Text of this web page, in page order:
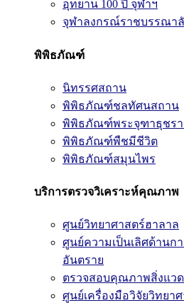
อุทยาน 100 ปี จุฬาฯ
จุฬาลงกรณ์ราชบรรณา
พิพิธภัณฑ์
นิทรรศสถาน
พิพิธภัณฑ์ชลทัศนสถาน
พิพิธภัณฑ์พระจุฑาธุชร
พิพิธภัณฑ์พืชมีชีวิต
พิพิธภัณฑ์สมุนไพร
บริการตรวจวิเคราะห์คุณภาพ
ศูนย์วิทยาศาสตร์ฮาลาล
ศูนย์ความเป็นเลิศด้านก
อันตราย
ตรวจสอบคุณภาพสิ่งแว
ศูนย์เครื่องมือวิจัยวิทยา